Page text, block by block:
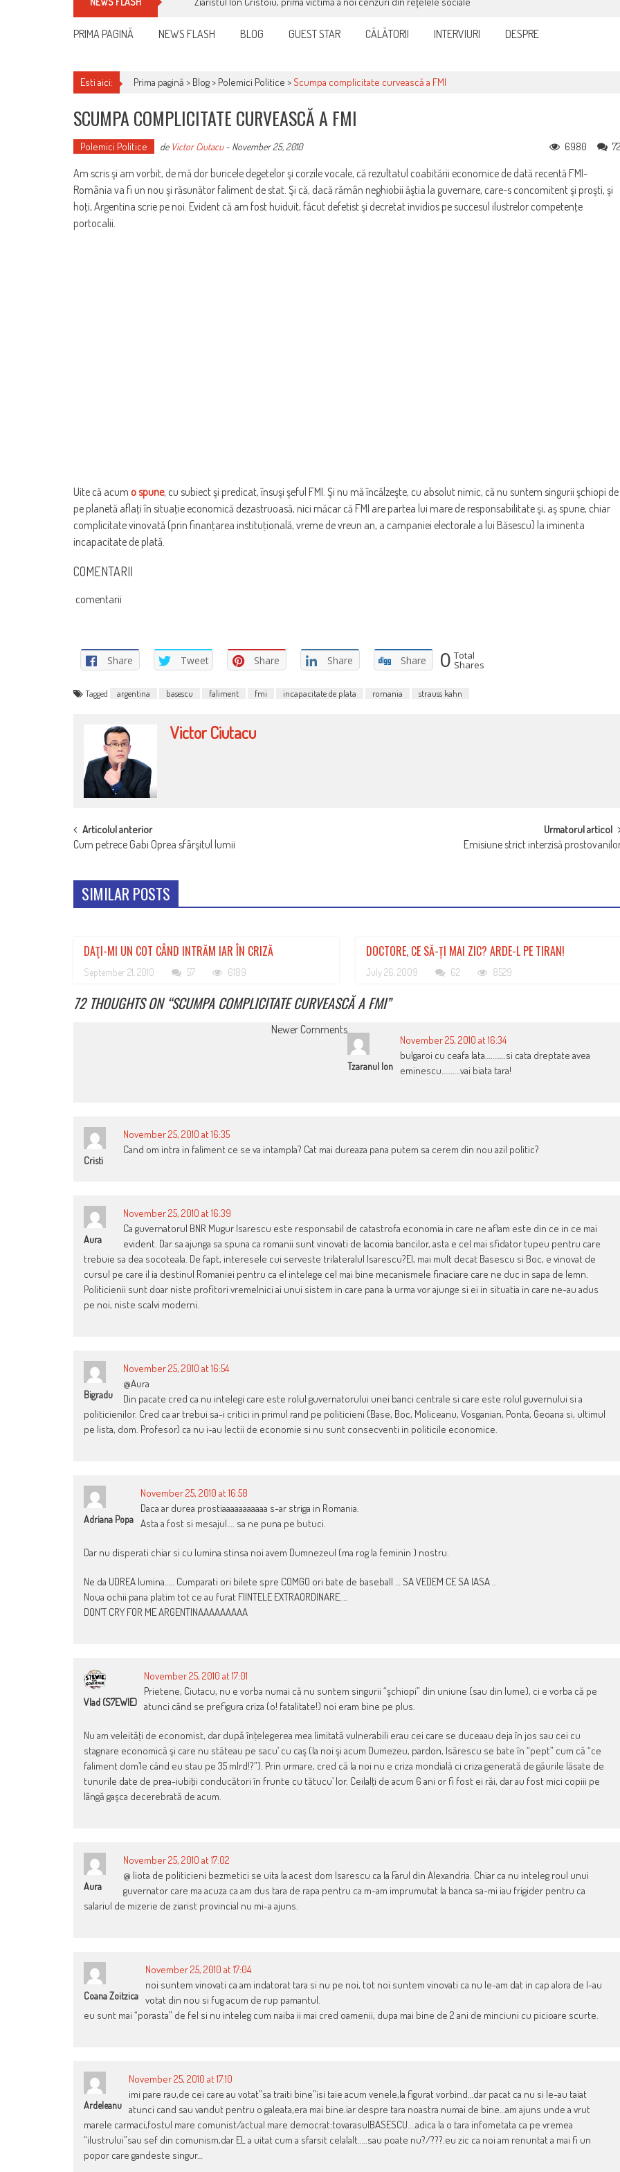
PRIMA PAGINĂ NEWS FLASH BLOG GUEST STAR CĂLĂTORII INTERVIURI DESPRE
Esti aici: Prima pagină > Blog> Polemici Politice >Scumpa complicitate curvească a FMI
SCUMPA COMPLICITATE CURVEASCĂ A FMI
Polemici Politice de Victor Ciutacu- November 25, 2010 6980
Am scris şi am vorbit, de mă dor buricele degetelor şi corzile vocale, că rezultatul coabitării economice de dată recentă FMI-
România va fi un nou şi răsunător faliment de stat. Şi că, dacă rămân neghiobii ăştia la guvernare, care-s concomitent şi proşti, şi
hoţi, Argentina scrie pe noi. Evident că am fost huiduit, făcut defetist şi decretat invidios pe succesul ilustrelor competenţe
portocalii.
Uite că acum o spune, cu subiect şi predicat, însuşi şeful FMI. Şi nu mă încălzeşte, cu absolut nimic, că nu suntem singurii şchiopi de
pe planetă aflaţi în situaţie economică dezastruoasă, nici măcar că FMI are partea lui mare de responsabilitate şi, aş spune, chiar
complicitate vinovată (prin finanţarea instituţională, vreme de vreun an, a campaniei electorale a lui Băsescu) la iminenta
incapacitate de plată.
COMENTARII
comentarii
Share Tweet Share Share Share 0 Total
Shares
Tagged argentina basescu faliment fmi incapacitate de plata romania strauss kahn
Victor Ciutacu
POST
NAVIGATION
Articolul anterior
Cum petrece Gabi Oprea sfârşitul lumii
Urmatorul articol
Emisiune strict interzisă
SIMILAR POSTS
DAŢI-MI UN COT CÂND INTRĂM IAR ÎN CRIZĂ
September 21, 2010 57 6189
DOCTORE, CE SĂ-ȚI MAI ZIC? ARDE-L PE TIRAN!
July 26, 2009 62 8529
72 THOUGHTS ON “SCUMPA COMPLICITATE CURVEASCĂ A FMI”
Newer Comments
Tzaranul Ion
November 25, 2010 at 16:34
bulgaroi cu ceafa lata………..si cata dreptate avea
eminescu……….vai biata tara!
Cristi
November 25, 2010 at 16:35
Cand om intra in faliment ce se va intampla? Cat mai dureaza pana putem sa cerem din nou azil politic?
Aura
November 25, 2010 at 16:39
Ca guvernatorul BNR Mugur Isarescu este responsabil de catastrofa economia in care ne aflam este din ce in ce mai
evident. Dar sa ajunga sa spuna ca romanii sunt vinovati de lacomia bancilor, asta e cel mai sfidator tupeu pentru care
trebuie sa dea socoteala. De fapt, interesele cui serveste trilateralul Isarescu?El, mai mult decat Basescu si Boc, e vinovat de
cursul pe care il ia destinul Romaniei pentru ca el intelege cel mai bine mecanismele finaciare care ne duc in sapa de lemn.
Politicienii sunt doar niste profitori vremelnici ai unui sistem in care pana la urma vor ajunge si ei in situatia in care ne-au adus
pe noi, niste scalvi moderni.
Bigradu
November 25, 2010 at 16:54
@Aura
Din pacate cred ca nu intelegi care este rolul guvernatorului unei banci centrale si care este rolul guvernului si a
politicienilor. Cred ca ar trebui sa-i critici in primul rand pe politicieni (Base, Boc, Moliceanu, Vosganian, Ponta, Geoana si, ultimul
pe lista, dom. Profesor) ca nu i-au lectii de economie si nu sunt consecventi in politicile economice.
Adriana Popa
November 25, 2010 at 16:58
Daca ar durea prostiaaaaaaaaaaa s-ar striga in Romania.
Asta a fost si mesajul…. sa ne puna pe butuci.
Dar nu disperati chiar si cu lumina stinsa noi avem Dumnezeul (ma rog la feminin ) nostru.
Ne da UDREA lumina….. Cumparati ori bilete spre COMGO ori bate de baseball … SA VEDEM CE SA IASA ..
Noua ochii pana platim tot ce au furat FIINTELE EXTRAORDINARE….
DON’T CRY FOR ME ARGENTINAAAAAAAAA
Vlad (S7EWIE)
November 25, 2010 at 17:01
Prietene, Ciutacu, nu e vorba numai că nu suntem singurii “şchiopi” din uniune (sau din lume), ci e vorba că pe
atunci când se prefigura criza (o! fatalitate!) noi eram bine pe plus.
Nu am veleităţi de economist, dar după înţelegerea mea limitată vulnerabili erau cei care se duceaau deja în jos sau cei cu
stagnare economică şi care nu stăteau pe sacu’ cu caş (la noi şi acum Dumezeu, pardon, Isărescu se bate în “pept” cum că “ce
faliment dom’le când eu stau pe 35 mlrd!?”). Prin urmare, cred că la noi nu e criza mondială ci criza generată de găurile lăsate de
tunurile date de prea-iubiţii conducători în frunte cu tătucu’ lor. Ceilalţi de acum 6 ani or fi fost ei răi, dar au fost mici copiii pe
lângă gaşca decerebrată de acum.
Aura
November 25, 2010 at 17:02
@ liota de politicieni bezmetici se uita la acest dom Isarescu ca la Farul din Alexandria. Chiar ca nu inteleg roul unui
guvernator care ma acuza ca am dus tara de rapa pentru ca m-am imprumutat la banca sa-mi iau frigider pentru ca
salariul de mizerie de ziarist provincial nu mi-a ajuns.
Coana Zoitzica
November 25, 2010 at 17:04
noi suntem vinovati ca am indatorat tara si nu pe noi, tot noi suntem vinovati ca nu le-am dat in cap alora de l-au
votat din nou si fug acum de rup pamantul.
eu sunt mai “porasta” de fel si nu inteleg cum naiba ii mai cred oamenii, dupa mai bine de 2 ani de minciuni cu picioare scurte.
Ardeleanu
November 25, 2010 at 17:10
imi pare rau,de cei care au votat”sa traiti bine”isi taie acum venele,la figurat vorbind…dar pacat ca nu si le-au taiat
atunci cand sau vandut pentru o galeata,era mai bine.iar despre tara noastra numai de bine…am ajuns unde a vrut
marele carmaci,fostul mare comunist/actual mare democrat:tovarasulBASESCU….adica la o tara infometata ca pe vremea
“ilustrului”sau sef din comunism,dar EL a uitat cum a sfarsit celalalt…..sau poate nu?/???.eu zic ca noi am renuntat a mai fi un
popor care gandeste singur…